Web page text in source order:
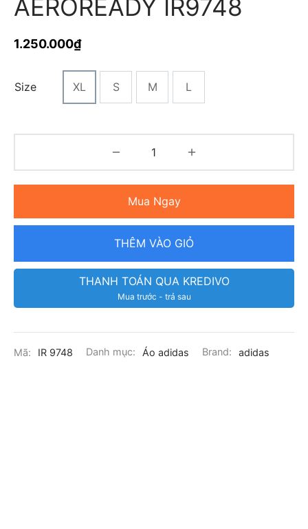
AEROREADY IR9748
1.250.000₫
Size XL S M L
Mua Ngay
THÊM VÀO GIỎ
THANH TOÁN QUA KREDIVO
Mua trước - trả sau
Mã: IR 9748 Danh mục: Áo adidas Brand: adidas